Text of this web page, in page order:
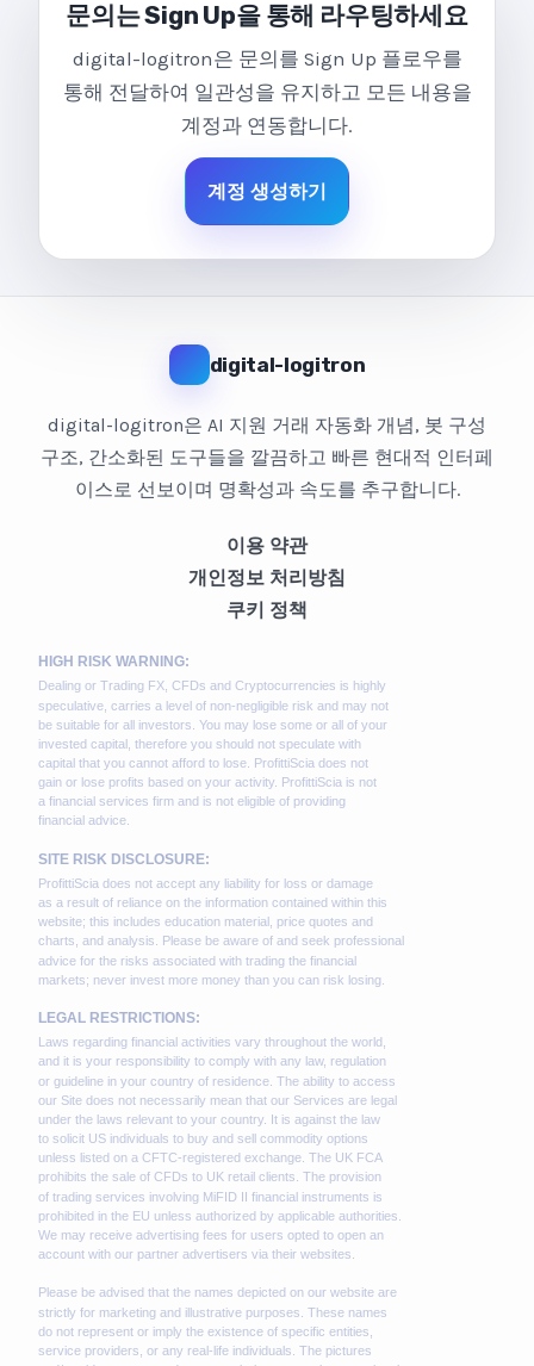
문의는 Sign Up을 통해 라우팅하세요
digital-logitron은 문의를 Sign Up 플로우를
통해 전달하여 일관성을 유지하고 모든 내용을
계정과 연동합니다.
계정 생성하기
digital-logitron
digital-logitron은 AI 지원 거래 자동화 개념, 봇 구성
구조, 간소화된 도구들을 깔끔하고 빠른 현대적 인터페
이스로 선보이며 명확성과 속도를 추구합니다.
이용 약관
개인정보 처리방침
쿠키 정책